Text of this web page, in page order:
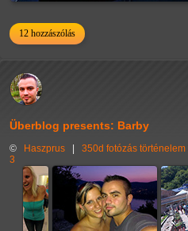
12 hozzászólás
Überblog presents: Barby
© Haszprus | 350d fotózás történelem
3